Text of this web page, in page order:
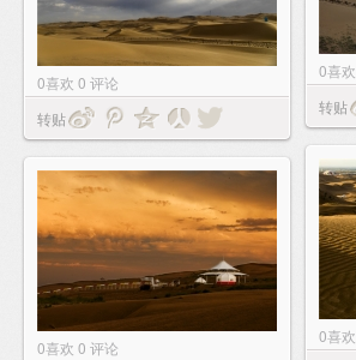
0喜欢 0 评论
转贴
0喜欢
转贴
0喜欢
0喜欢 0 评论